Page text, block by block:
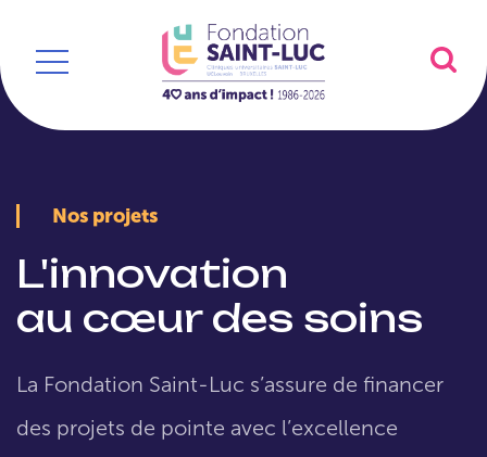
Nos projets
L'innovation
au cœur des soins
La Fondation Saint-Luc s’assure de financer
des projets de pointe avec l’excellence